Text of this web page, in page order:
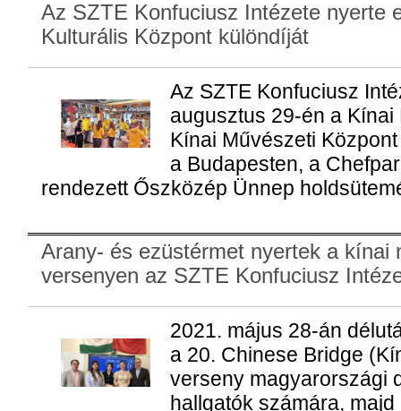
Az SZTE Konfuciusz Intézete nyerte
Kulturális Központ különdíját
Az SZTE Konfuciusz
augusztus 29-én a
Kínai Művészeti
a Budapesten, a
rendezett Őszközép Ünnep
Arany- és ezüstérmet nyertek a kínai
versenyen az SZTE Konfuciusz
2021. május 28-án
a 20. Chinese Bridge
verseny magyarországi
hallgatók számára,